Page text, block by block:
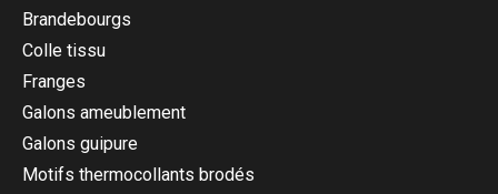
Brandebourgs
Colle tissu
Franges
Galons ameublement
Galons guipure
Motifs thermocollants brodés